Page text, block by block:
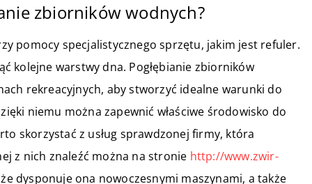
zbiorników wodnych?
pomocy specjalistycznego sprzętu, jakim jest refuler.
kolejne warstwy dna. Pogłębianie zbiorników
rekreacyjnych, aby stworzyć idealne warunki do
niemu można zapewnić właściwe środowisko do
skorzystać z usług sprawdzonej firmy, która
z nich znaleźć można na stronie http://www.zwir-
dysponuje ona nowoczesnymi maszynami, a także